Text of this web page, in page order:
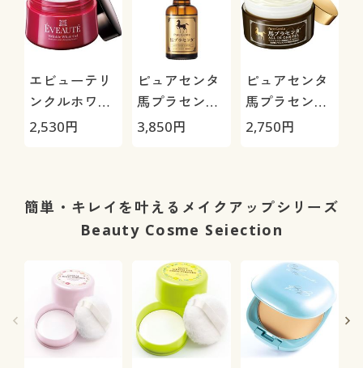
エビューテリ
ンクルホワイ
トゲル
2,530円
ピュアセンタ
馬プラセンタ/
美容液
3,850円
ピュアセンタ
馬プラセンタ
オールインワ
2,750円
簡単・キレイを叶えるメイクアップシリーズ
Beauty Cosme Seiection